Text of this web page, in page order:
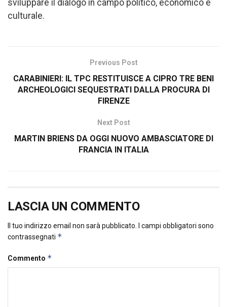
sviluppare il dialogo in campo politico, economico e
culturale.
Previous Post
CARABINIERI: IL TPC RESTITUISCE A CIPRO TRE BENI
ARCHEOLOGICI SEQUESTRATI DALLA PROCURA DI
FIRENZE
Next Post
MARTIN BRIENS DA OGGI NUOVO AMBASCIATORE DI
FRANCIA IN ITALIA
LASCIA UN COMMENTO
Il tuo indirizzo email non sarà pubblicato.
I campi obbligatori sono
contrassegnati *
Commento *